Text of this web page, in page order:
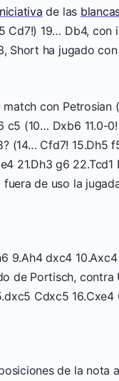
de las
Cd7!) 19… Db4,
Short ha jugado
con
(10… Dxb6 11.0-
(14… Cfd7! 15.Dh5
21.Dh3 g6
de uso la
9.Ah4 dxc4
de Portisch, contra
Cdxc5 16.Cxe4
de la nota